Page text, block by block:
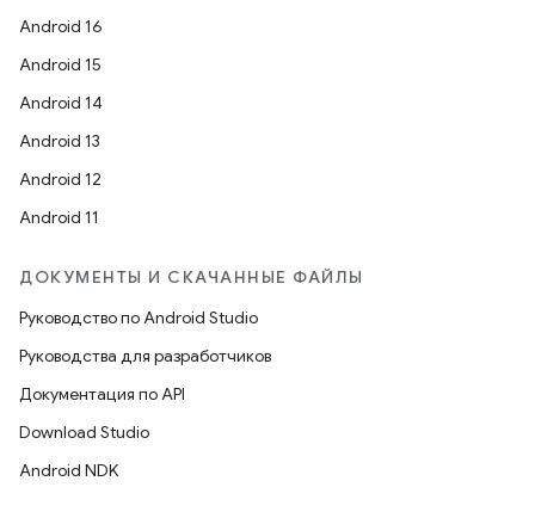
Android 16
Android 15
Android 14
Android 13
Android 12
Android 11
ДОКУМЕНТЫ И СКАЧАННЫЕ ФАЙЛЫ
Руководство по Android Studio
Руководства для разработчиков
Документация по API
Download Studio
Android NDK